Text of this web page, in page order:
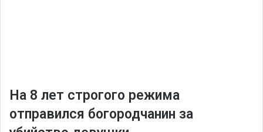
На 8 лет строгого режима
отправился богородчанин за